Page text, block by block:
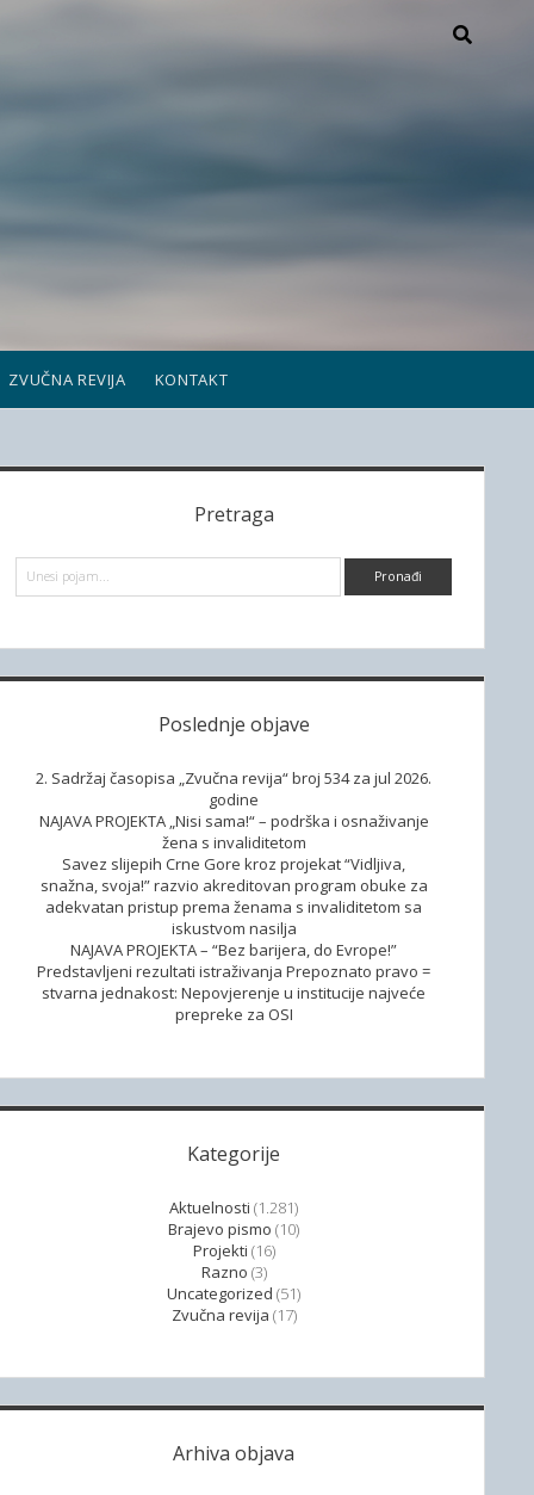
ZVUČNA REVIJA KONTAKT
Pretraga
r
a
Poslednje objave
2. Sadržaj časopisa „Zvučna revija“ broj 534 za jul 2026.
godine
NAJAVA PROJEKTA „Nisi sama!“ – podrška i osnaživanje
žena s invaliditetom
Savez slijepih Crne Gore kroz projekat “Vidljiva,
snažna, svoja!” razvio akreditovan program obuke za
adekvatan pristup prema ženama s invaliditetom sa
iskustvom nasilja
NAJAVA PROJEKTA – “Bez barijera, do Evrope!”
Predstavljeni rezultati istraživanja Prepoznato pravo =
stvarna jednakost: Nepovjerenje u institucije najveće
prepreke za OSI
Kategorije
Aktuelnosti (1.281)
Brajevo pismo (10)
Projekti (16)
Razno (3)
Uncategorized (51)
Zvučna revija (17)
Arhiva objava